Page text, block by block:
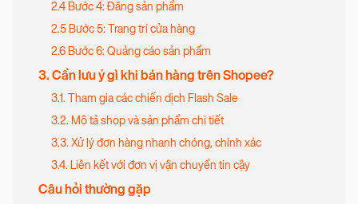
2.4 Bước 4: Đăng sản phẩm
2.5 Bước 5: Trang trí cửa hàng
2.6 Bước 6: Quảng cáo sản phẩm
3. Cần lưu ý gì khi bán hàng trên Shopee?
3.1. Tham gia các chiến dịch Flash Sale
3.2. Mô tả shop và sản phẩm chi tiết
3.3. Xử lý đơn hàng nhanh chóng, chính xác
3.4. Liên kết với đơn vị vận chuyển tin cậy
Câu hỏi thường gặp